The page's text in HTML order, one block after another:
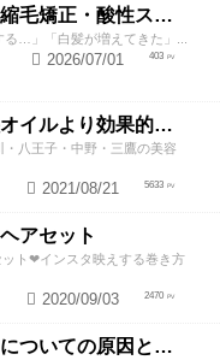
【吉祥寺美容室】縮毛矯正・酸性ストレートで若返り！後ろ姿が変わると見た目年齢も変わる？
る…」「白髪が増えてきた」...
403
2026/07/01
シャンプーや保湿オイルより効果的！？美容師が教える頭皮の臭い＆乾燥ケアとは
・八王子・中野・三鷹の美容
5633
2021/08/21
アセット
ト❤︎インスタ映えする巻き方
2470
2020/09/03
産後の髪のうねりについての原因と対策！